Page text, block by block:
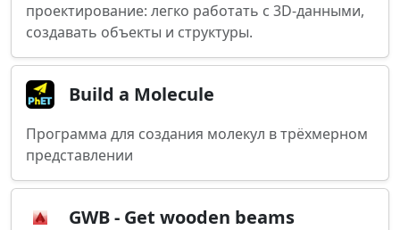
проектирование: легко работать с 3D-данными,
создавать объекты и структуры.
Build a Molecule
Программа для создания молекул в трёхмерном
представлении
GWB - Get wooden beams